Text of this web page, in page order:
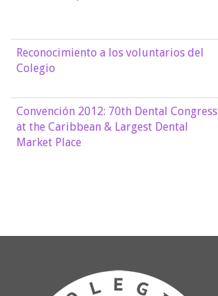
Reconocimiento a los voluntarios del
Colegio
Convención 2012: 70th Dental Congress
at the Caribbean & Largest Dental
Market Place